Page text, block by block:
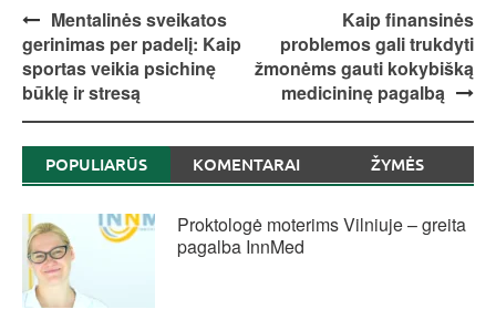
Post
navigation
Mentalinės sveikatos
gerinimas per padelį: Kaip
sportas veikia psichinę
būklę ir stresą
Kaip finansinės
problemos gali trukdyti
žmonėms gauti kokybišką
medicininę pagalbą
POPULIARŪS KOMENTARAI ŽYMĖS
Proktologė moterims Vilniuje – greita
pagalba InnMed